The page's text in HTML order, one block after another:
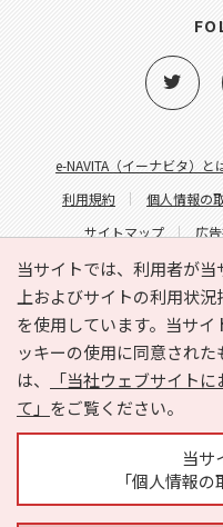
当サイトでは、利用者が
上およびサイトの利用状
を使用しています。当サ
ッキーの使用に同意され
は、
「当社ウェブサイト
て」 をご覧ください。
当サ
「個人情報
e-NAVITA（イーナビタ）と
利用規約
個人情報の
サイトマップ
広
サイトの内
Copyright ©